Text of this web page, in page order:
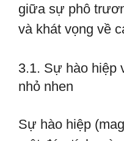
giữa sự phô
và khát vọng về
3.1. Sự hào hiệp
nhỏ nhen
Sự hào hiệp